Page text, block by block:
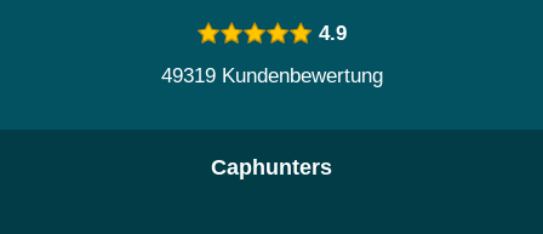
4.9
49319 Kundenbewertung
Caphunters